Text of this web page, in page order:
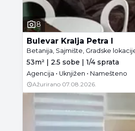
8
Bulevar Kralja Petra I
Betanija, Sajmište, Gradske
53m² | 2.5 sobe | 1/4 sprata
Agencija • Uknjižen • Namešteno
Ažurirano 07.08.2026.